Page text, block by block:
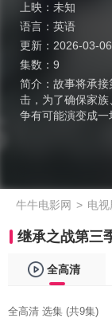
上映： 未知
语言： 英语
更新： 2026-03-
集数： 9
简介： 故事将承接
击，为了确保家
争有可能演变成
牛牛电影网 > 电视
继承之战第三
全高清
全高清 选集 (共9集)